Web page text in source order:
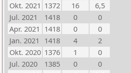
Okt. 2021 1372 16
6,5
Jul. 2021
1418 0
0
Apr. 2021 1418 0
0
Jan. 2021
1418 4
2
Okt. 2020 1376 1
0
Jul. 2020
1385 0
0